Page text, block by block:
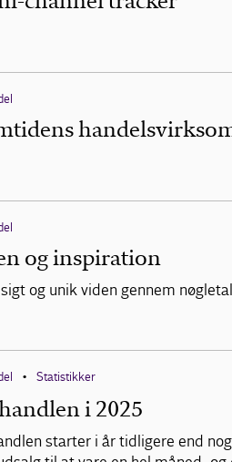
og inspiration
og unik viden gennem
• Statistikker
i 2025
starter i år tidligere end